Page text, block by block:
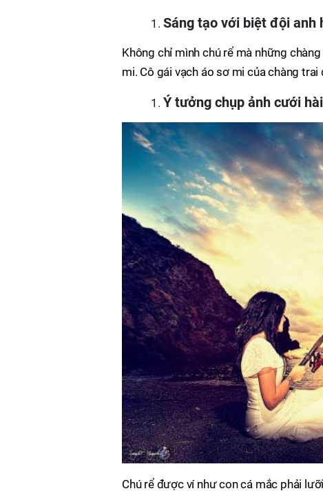
Sáng tạo với biệt đội anh
Không chỉ mình chú rể mà những
mi. Cô gái vạch áo sơ mi của chàng
Ý tưởng chụp ảnh cưới
Chú rể được ví như con cá mắc phải